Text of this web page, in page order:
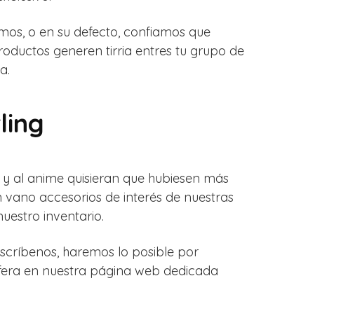
o en su defecto, confiamos que
generen tirria entres tu grupo de
al anime quisieran que hubiesen más
accesorios de interés de nuestras
inventario.
haremos lo posible por
en nuestra página web dedicada